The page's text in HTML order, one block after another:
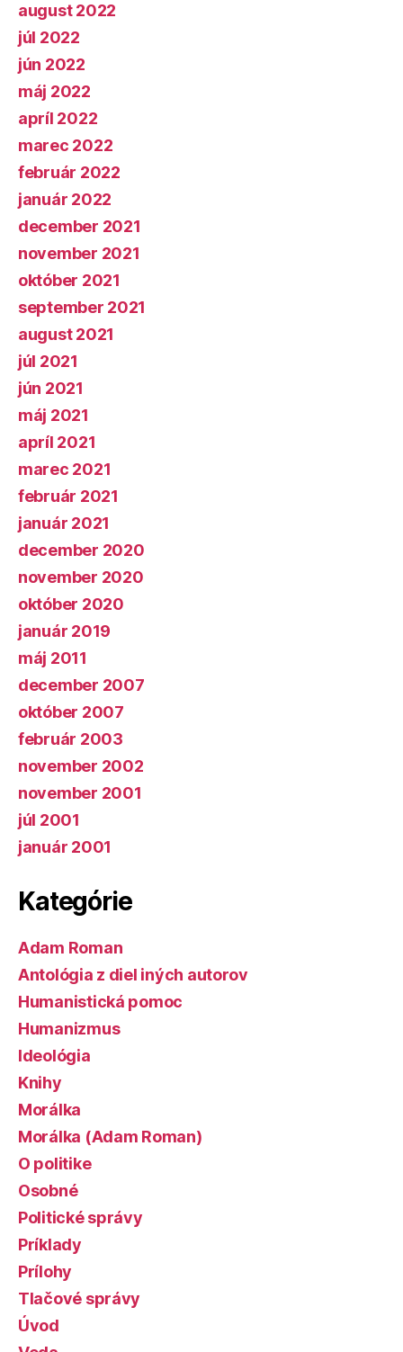
august 2022
júl 2022
jún 2022
máj 2022
apríl 2022
marec 2022
február 2022
január 2022
december 2021
november 2021
október 2021
september 2021
august 2021
júl 2021
jún 2021
máj 2021
apríl 2021
marec 2021
február 2021
január 2021
december 2020
november 2020
október 2020
január 2019
máj 2011
december 2007
október 2007
február 2003
november 2002
november 2001
júl 2001
január 2001
Kategórie
Adam Roman
Antológia z diel iných autorov
Humanistická pomoc
Humanizmus
Ideológia
Knihy
Morálka
Morálka (Adam Roman)
O politike
Osobné
Politické správy
Príklady
Prílohy
Tlačové správy
Úvod